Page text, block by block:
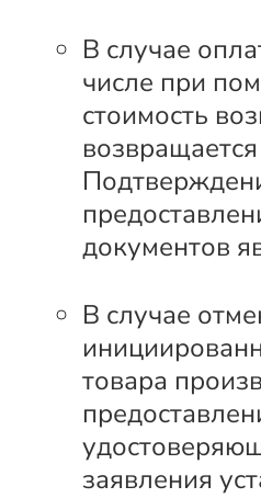
В случае
числе при
стоимость
документов
В случае
товара
заявления